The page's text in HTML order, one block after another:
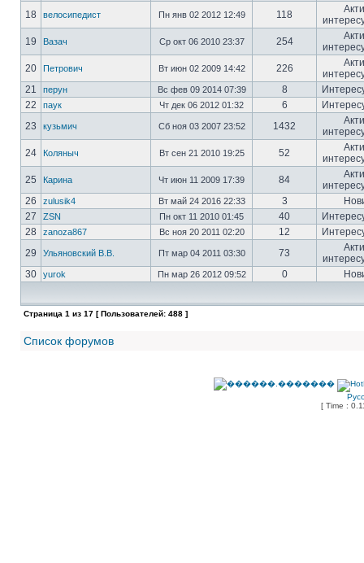
18
велосипедист Пн янв 02 2012 12:49 118
19
Вазач Ср окт 06 2010 23:37 254
20
Петрович Вт июн 02 2009 14:42 226
21
перун Вс фев 09 2014 07:39 8
22
паук Чт дек 06 2012 01:32 6
23
кузьмич Сб ноя 03 2007 23:52 1432
24
Коляныч Вт сен 21 2010 19:25 52
25
Карина Чт июн 11 2009 17:39 84
26
zulusik4 Вт май 24 2016 22:33 3
27
ZSN Пн окт 11 2010 01:45 40
28
zanoza867 Вс ноя 20 2011 02:20 12
29
Ульяновский В.В. Пт мар 04 2011 03:30 73
30
yurok Пн мар 26 2012 09:52 0
Страница 1 из 17 [ Пользователей: 488 ]
Список форумов
[ Time :